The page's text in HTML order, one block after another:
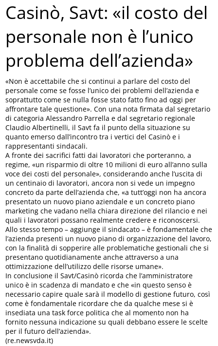
Casinò, Savt: «il costo del
personale non è l’unico
problema dell’azienda»
«Non è accettabile che si continui a parlare del costo del
personale come se fosse l’unico dei problemi dell’azienda e
soprattutto come se nulla fosse stato fatto fino ad oggi per
affrontare tale questione». Con una nota firmata dal segretario
di categoria Alessandro Parrella e dal segretario regionale
Claudio Albertinelli, il Savt fa il punto della situazione su
quanto emerso dall’incontro tra i vertici del Casinò e i
rappresentanti sindacali.
A fronte dei sacrifici fatti dai lavoratori che porteranno, a
regime, «un risparmio di oltre 10 milioni di euro all’anno sulla
voce dei costi del personale», considerando anche l’uscita di
un centinaio di lavoratori, ancora non si vede un impegno
concreto da parte dell’azienda che, «a tutt’oggi non ha ancora
presentato un nuovo piano aziendale e un concreto piano
marketing che vadano nella chiara direzione del rilancio e nei
quali i lavoratori possano realmente credere e riconoscersi.
Allo stesso tempo – aggiunge il sindacato – è fondamentale che
l’azienda presenti un nuovo piano di organizzazione del lavoro,
con la finalità di sopperire alle problematiche gestionali che si
presentano quotidianamente anche attraverso a una
ottimizzazione dell’utilizzo delle risorse umane».
In conclusione il Savt/Casinò ricorda che l’amministratore
unico è in scadenza di mandato e che «in questo senso è
necessario capire quale sarà il modello di gestione futuro, così
come è fondamentale ricordare che da qualche mese si è
insediata una task force politica che al momento non ha
fornito nessuna indicazione su quali debbano essere le scelte
per il futuro dell’azienda».
(re.newsvda.it)